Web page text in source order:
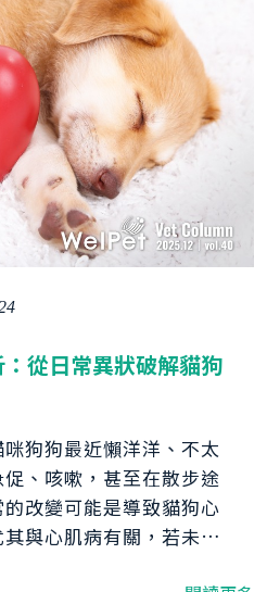
從日常異狀破解貓狗
狗狗最近懶洋洋、不太
、咳嗽，甚至在散步途
改變可能是導致貓狗心
與心肌病有關，若未及